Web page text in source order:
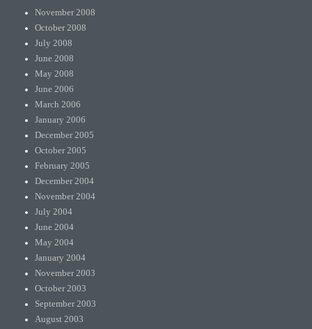
November 2008
October 2008
July 2008
June 2008
May 2008
June 2006
March 2006
January 2006
December 2005
October 2005
February 2005
December 2004
November 2004
July 2004
June 2004
May 2004
January 2004
November 2003
October 2003
September 2003
August 2003